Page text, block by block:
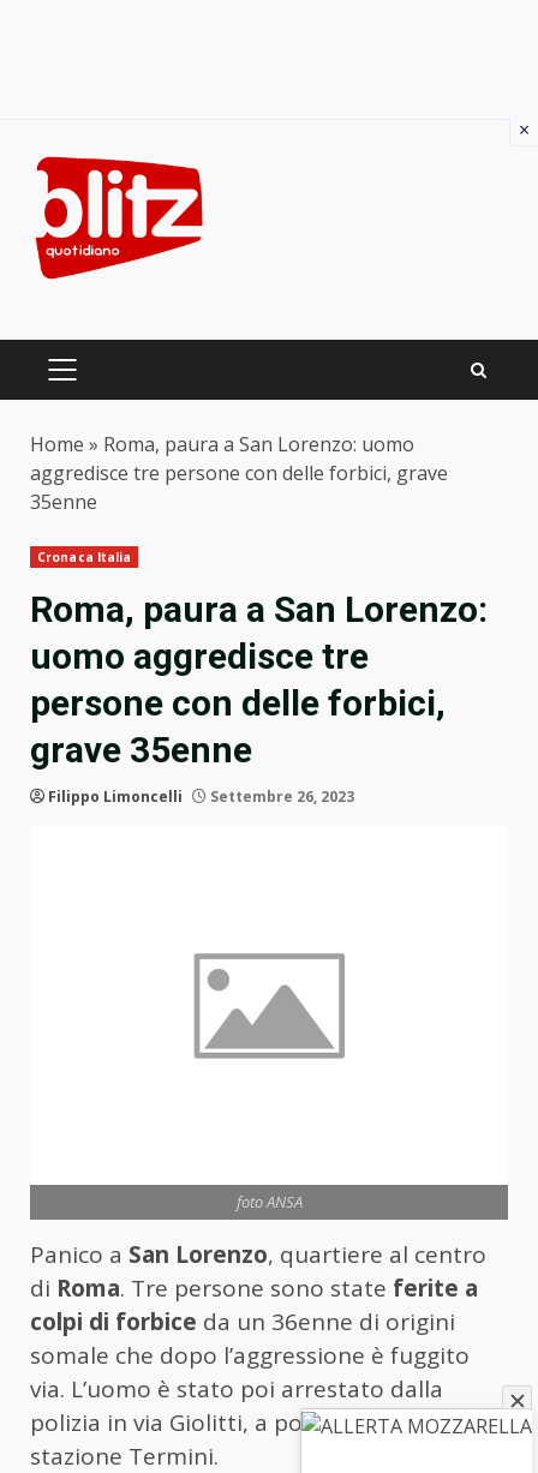
content
PRIMARY
Home » Roma, paura a San Lorenzo: uomo
aggredisce tre persone con delle forbici, grave
35enne
Cronaca Italia
Roma, paura a San Lorenzo:
uomo aggredisce tre
persone con delle forbici,
grave 35enne
Filippo Limoncelli Settembre 26, 2023
foto ANSA
Panico a San Lorenzo, quartiere al centro
di Roma. Tre persone sono state ferite a
colpi di forbice da un 36enne di origini
somale che dopo l’aggressione è fuggito
via. L’uomo è stato poi arrestato dalla
polizia in via Giolitti, a poca distanza dalla
stazione Termini.
×